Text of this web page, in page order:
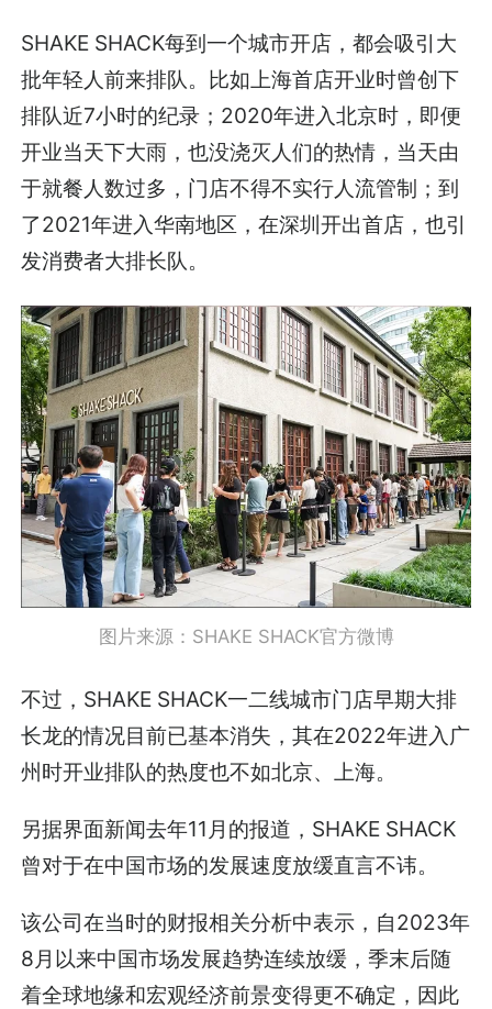
SHAKE SHACK每到一个城市开店，都会吸引大
批年轻人前来排队。比如上海首店开业时曾创下
排队近7小时的纪录；2020年进入北京时，即便
开业当天下大雨，也没浇灭人们的热情，当天由
于就餐人数过多，门店不得不实行人流管制；到
了2021年进入华南地区，在深圳开出首店，也引
发消费者大排长队。
图片来源：SHAKE SHACK官方微博
不过，SHAKE SHACK一二线城市门店早期大排
长龙的情况目前已基本消失，其在2022年进入广
州时开业排队的热度也不如北京、上海。
另据界面新闻去年11月的报道，SHAKE SHACK
曾对于在中国市场的发展速度放缓直言不讳。
该公司在当时的财报相关分析中表示，自2023年
8月以来中国市场发展趋势连续放缓，季末后随
着全球地缘和宏观经济前景变得更不确定，因此